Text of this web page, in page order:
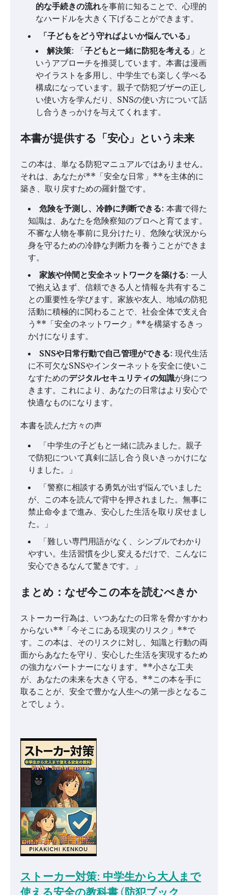
的な手続きの流れを事前に知ることで、心理的
なハードルを大きく下げることができます。
「子どもをどう守ればよいか悩んでいる」
解決策: 「子どもと一緒に防犯を考える 」と
いうアプローチを推奨しています。本書は漫画
やイラストを多用し、中学生でも楽しく学べる
構成になっています。親子で防犯ブザーの正し
い使い方を学んだり、SNSの使い方について話
し合うきっかけを与えてくれます。
本書が提供する「安心」という未来
この本は、単なる防犯マニュアルではありません。
それは、あなたが**「安全な日常」**を主体的に
築き、取り戻すための羅針盤です。
危険を予測し、冷静に判断できる: 本書で得た
知識は、あなたを危険察知のプロへと育てます。
不審な人物を事前に見分けたり、危険な状況から
身を守るための冷静な判断力を養うことができま
す。
家族や仲間と安全ネットワークを築ける: 一人
で抱え込まず、信頼できる人と情報を共有するこ
との重要性を学びます。家族や友人、地域の防犯
活動に積極的に関わることで、社会全体で支え合
う**「安全のネットワーク」**を構築するきっ
かけになります。
SNSや日常行動で自己管理ができる: 現代生活
に不可欠なSNSやインターネットを安全に使いこ
なすためのデジタルセキュリティの知識が身につ
きます。これにより、あなたの日常はより安心で
快適なものになります。
本書を読んだ方々の声
「中学生の子どもと一緒に読みました。親子
で防犯について真剣に話し合う良いきっかけにな
りました。」
「警察に相談する勇気が出ず悩んでいました
が、この本を読んで背中を押されました。無事に
禁止命令まで進み、安心した生活を取り戻せまし
た。」
「難しい専門用語がなく、シンプルでわかり
やすい。生活習慣を少し変えるだけで、こんなに
安心できるなんて驚きです。」
まとめ：なぜ今この本を読むべきか
ストーカー行為は、いつあなたの日常を脅かすかわ
からない**「今そこにある現実のリスク」**で
す。この本は、そのリスクに対し、知識と行動の両
面からあなたを守り、安心した生活を実現するため
の強力なパートナーになります。**小さな工夫
が、あなたの未来を大きく守る。**この本を手に
取ることが、安全で豊かな人生への第一歩となるこ
とでしょう。
ストーカー対策: 中学生から大人まで